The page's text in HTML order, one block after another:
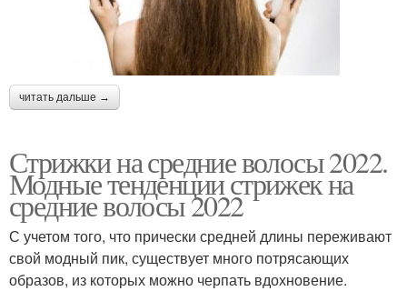
читать дальше →
Стрижки на средние волосы 2022.
Модные тенденции стрижек на
средние волосы 2022
С учетом того, что прически средней длины переживают
свой модный пик, существует много потрясающих
образов, из которых можно черпать вдохновение.